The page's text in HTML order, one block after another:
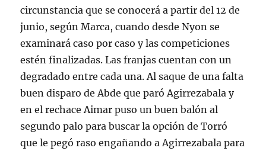
circunstancia que se conocerá a partir del 12 de
junio, según Marca, cuando desde Nyon se
examinará caso por caso y las competiciones
estén finalizadas. Las franjas cuentan con un
degradado entre cada una. Al saque de una falta
buen disparo de Abde que paró Agirrezabala y
en el rechace Aimar puso un buen balón al
segundo palo para buscar la opción de Torró
que le pegó raso engañando a Agirrezabala para